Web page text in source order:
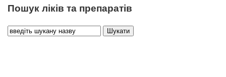
Пошук ліків та препаратів